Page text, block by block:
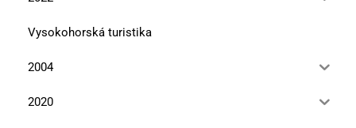
Vysokohorská turistika
2004
2020